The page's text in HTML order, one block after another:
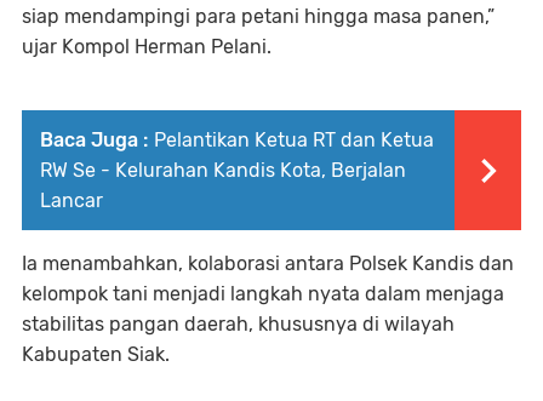
siap mendampingi para petani hingga masa panen,”
ujar Kompol Herman Pelani.
Baca Juga : Pelantikan Ketua RT dan Ketua
RW Se - Kelurahan Kandis Kota, Berjalan
Lancar
Ia menambahkan, kolaborasi antara Polsek Kandis dan
kelompok tani menjadi langkah nyata dalam menjaga
stabilitas pangan daerah, khususnya di wilayah
Kabupaten Siak.